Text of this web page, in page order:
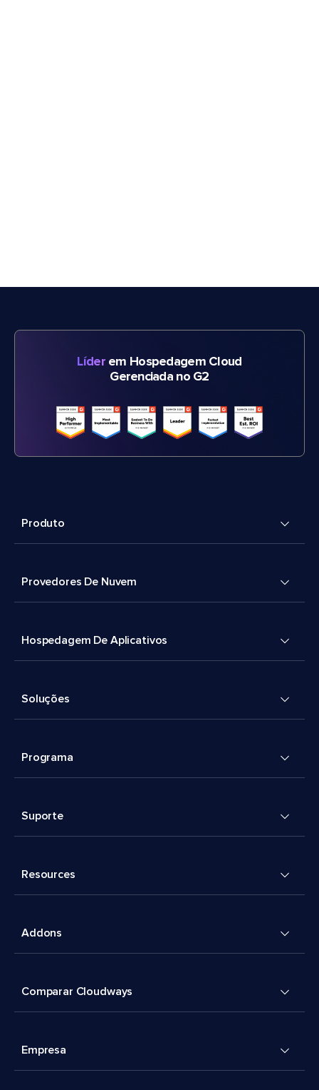
Líderem Hospedagem Cloud
Gerenciada no G2
Produto
Provedores De Nuvem
Hospedagem De Aplicativos
Soluções
Programa
Suporte
Resources
Addons
Comparar Cloudways
Empresa